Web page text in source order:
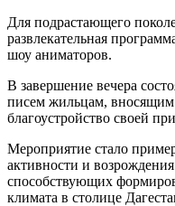
Для подрастающего
развлекательная
шоу аниматоров.
В завершение вечера
писем жильцам, вносящим
благоустройство своей
Мероприятие стало
активности и
способствующих
климата в столице